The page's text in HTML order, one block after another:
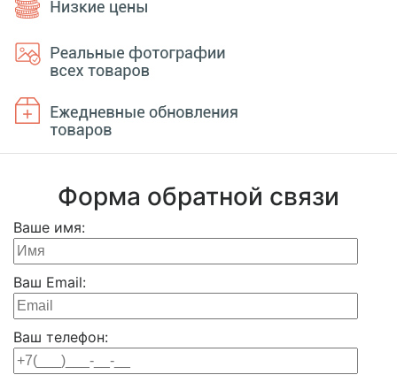
Форма обратной связи
Ваше имя:
Ваш Email:
Ваш телефон: